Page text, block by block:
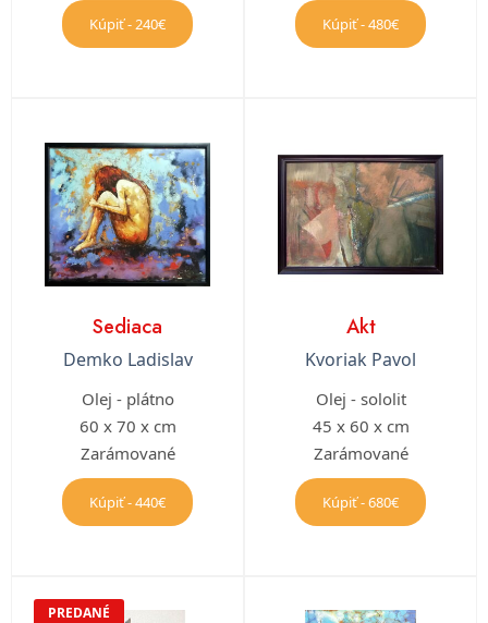
Kúpiť - 240€ Kúpiť - 480€
Sediaca
Demko Ladislav
Olej - plátno
60 x 70 x cm
Zarámované
Kúpiť - 440€
Akt
Kvoriak Pavol
Olej - sololit
45 x 60 x cm
Zarámované
Kúpiť - 680€
PREDANÉ